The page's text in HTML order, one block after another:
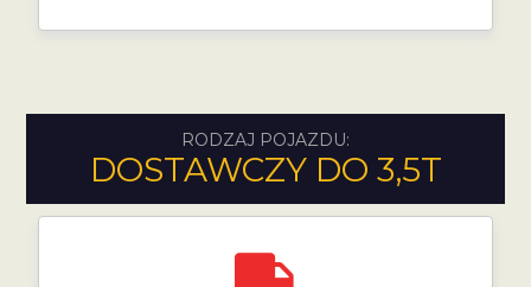
RODZAJ POJAZDU:
DOSTAWCZY DO 3,5T